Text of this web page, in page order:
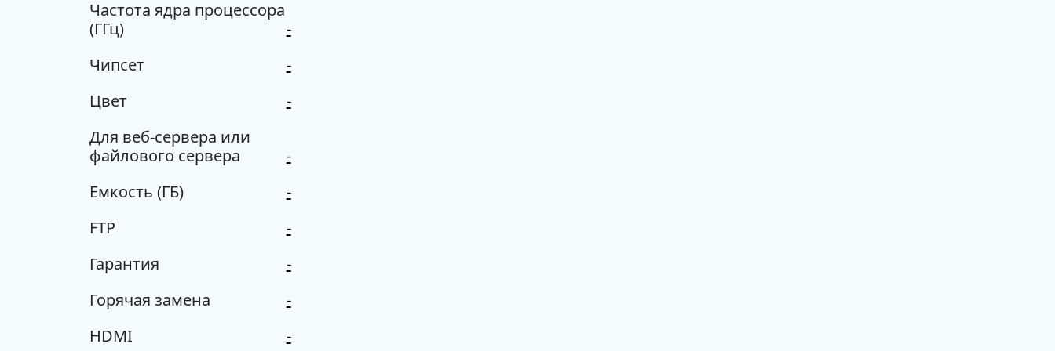
Частота ядра процессора
(ГГц)
-
Чипсет
-
Цвет
-
Для веб-сервера или
файлового сервера
-
Емкость (ГБ)
-
FTP
-
Гарантия
-
Горячая замена
-
HDMI
-